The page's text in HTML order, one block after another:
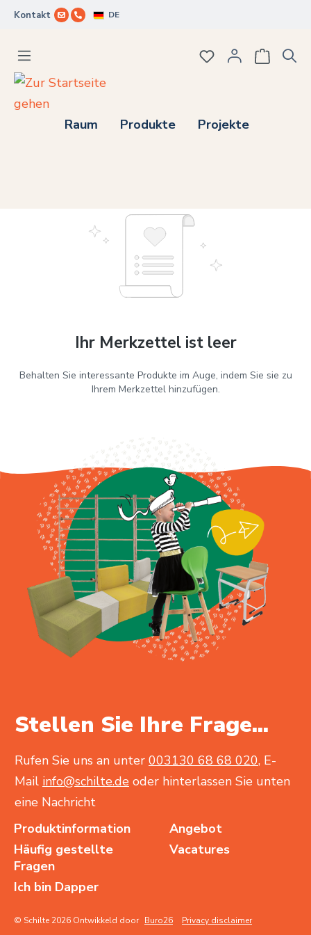
Zum Hauptinhalt springen
Kontakt DE
Raum Produkte Projekte
Du hast 0
Ihr Merkzettel ist leer
Behalten Sie interessante Produkte im Auge, indem Sie sie zu
Ihrem Merkzettel hinzufügen.
Stellen Sie Ihre Frage...
Rufen Sie uns an unter 003130 68 68 020, E-
Mail info@schilte.de oder hinterlassen Sie unten
eine Nachricht
Produktinformation
Angebot
Häufig gestellte
Fragen
Vacatures
Ich bin Dapper
© Schilte 2026 Ontwikkeld door Buro26 Privacy disclaimer